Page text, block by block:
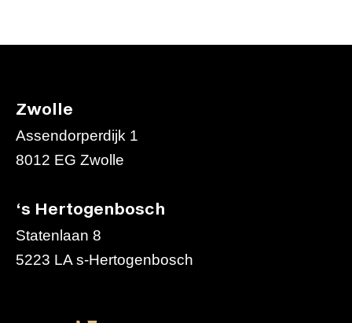
Zwolle
Assendorperdijk 1
8012 EG Zwolle
‘s Hertogenbosch
Statenlaan 8
5223 LA s-Hertogenbosch